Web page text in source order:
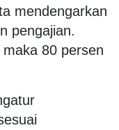
mendengarkan
pengajian.
80 persen